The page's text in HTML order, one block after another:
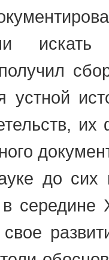
устной
до сих
в